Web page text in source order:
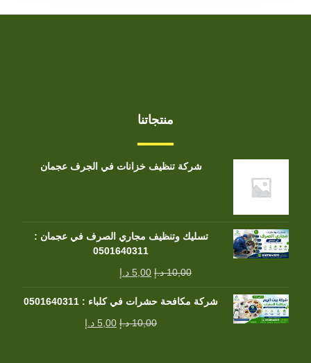
منتجاتنا
شركة تنظيف خزانات في الجرف عجمان
تسليك وتنظيف مجاري الصرف في عجمان :
0501640311
10,00 د.إ 5,00 د.إ
شركة مكافحة حشرات في كلباء : 0501640311
10,00 د.إ 5,00 د.إ